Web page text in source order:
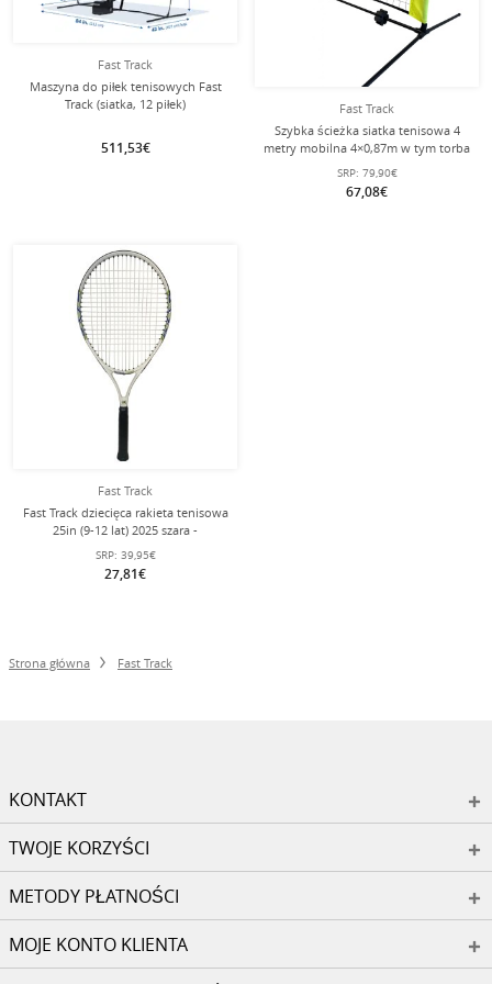
Fast Track
Maszyna do piłek tenisowych Fast
Track (siatka, 12 piłek)
511,53€
Fast Track
Szybka ścieżka siatka tenisowa 4
metry mobilna 4×0,87m w tym torba
nylonowa
SRP: 79,90€
67,08€
Fast Track
Fast Track dziecięca rakieta tenisowa
25in (9-12 lat) 2025 szara -
naciągnięta -
SRP: 39,95€
27,81€
Strona główna Fast Track
KONTAKT
TWOJE KORZYŚCI
METODY PŁATNOŚCI
MOJE KONTO KLIENTA